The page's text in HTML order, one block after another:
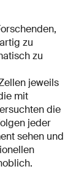
zu
zu
jeweils
mit
die
jeder
sehen und